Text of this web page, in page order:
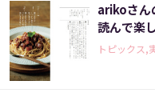
arikoさん
読んで楽
トピックス,